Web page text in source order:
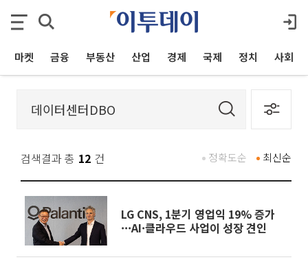
마켓 금융 부동산 산업 경제 국제 정치 사회
검색결과 총 12 건 최신순
정확도순
LG CNS, 1분기 영업익 19% 증가
···AI·클라우드 사업이 성장 견인